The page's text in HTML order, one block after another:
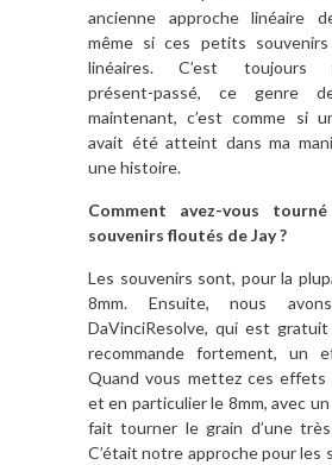
ancienne approche linéaire
même si ces petits
linéaires. C’est toujours
présent-passé, ce genre
maintenant, c’est comme si
avait été atteint dans ma
une histoire.
Comment avez-vous
souvenirs floutés de Jay ?
Les souvenirs sont, pour la
8mm. Ensuite, nous
DaVinciResolve, qui est gratuit
recommande fortement, un
Quand vous mettez ces effets
et en particulier le 8mm, avec
fait tourner le grain d’une
C’était notre approche pour les